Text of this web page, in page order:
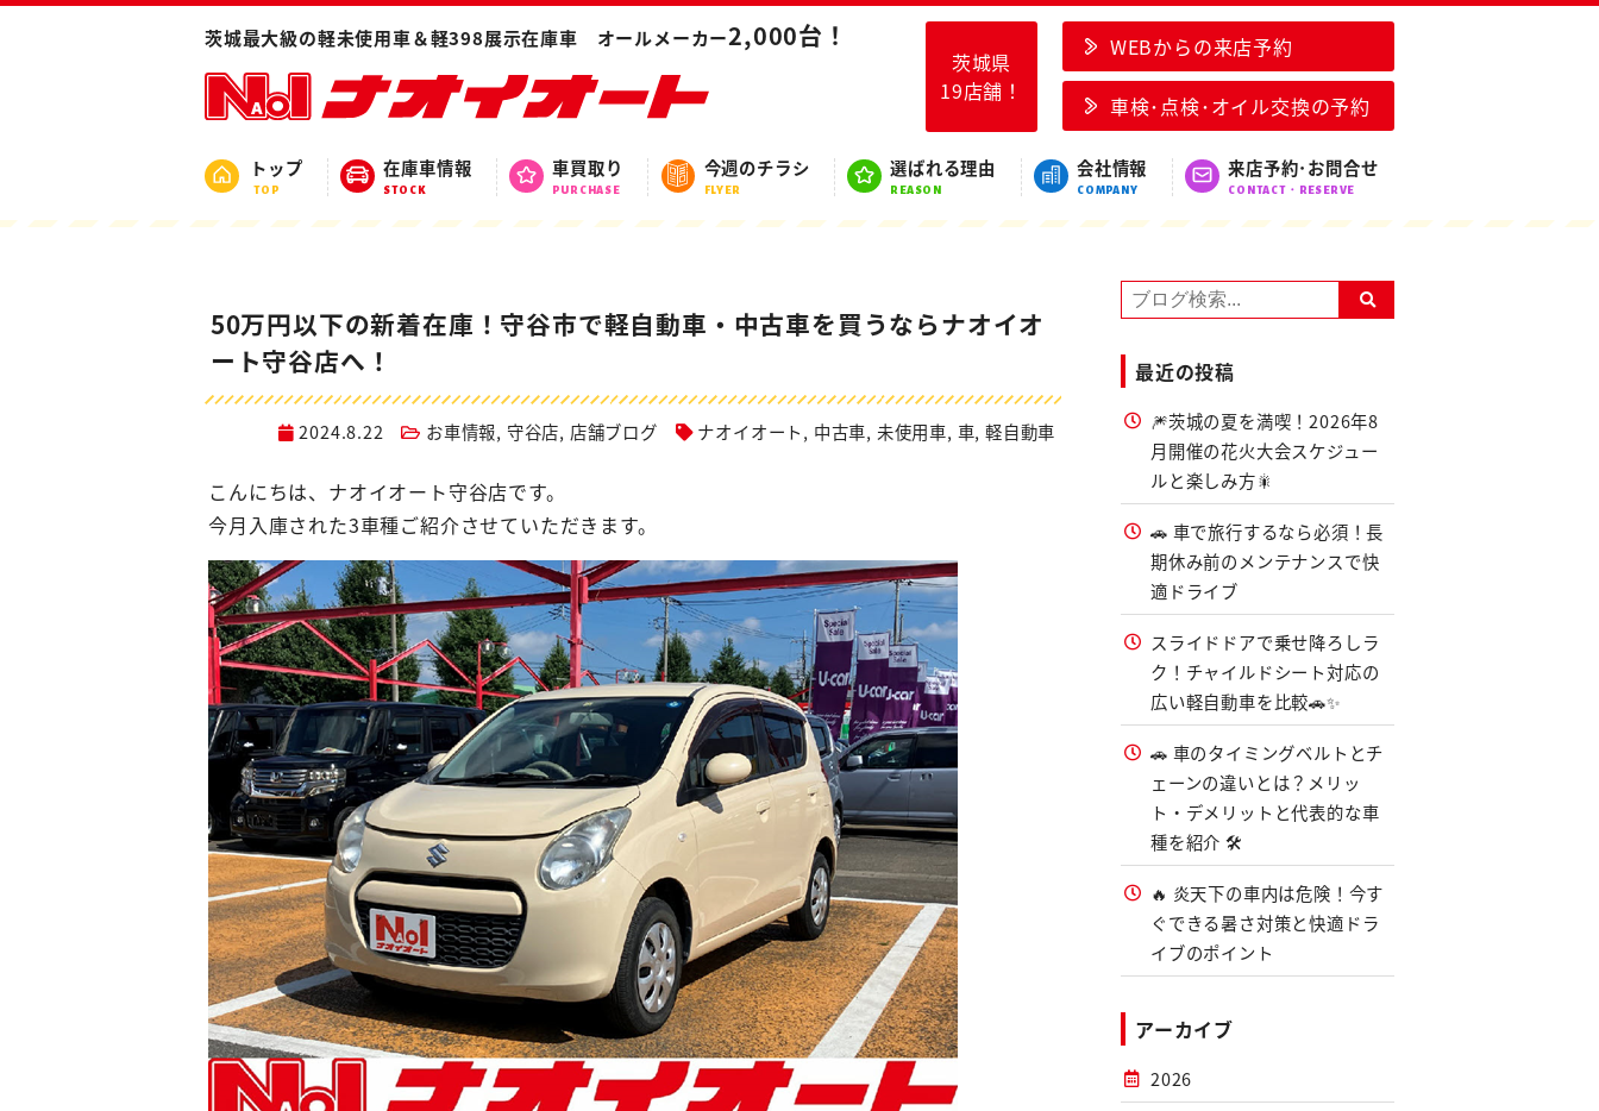
茨城最大級の軽未使用車＆軽398展示在庫車 オールメーカー2,000台！
茨城県
19店舗！
WEBからの来店予約
車検･点検･オイル交換の予約
トップ
TOP
在庫車情報
STOCK
車買取り
PURCHASE
今週のチラシ
FLYER
選ばれる理由
REASON
会社情報
COMPANY
来店予約･お問合せ
CONTACT・RESERVE
50万円以下の新着在庫！守谷市で軽自動車・中古車を買うならナオイオート守谷店へ！
スタッフブログ
BLOG
50万円以下の新着在庫！守谷市で軽自動車・中古車を買うならナオイオ
ート守谷店へ！
2024.8.22 お車情報, 守谷店, 店舗ブログ ナオイオート, 中古車, 未使用車, 車, 軽自動車
こんにちは、ナオイオート守谷店です。
今月入庫された3車種ご紹介させていただきます。
最近の投稿
🎆茨城の夏を満喫！2026年8
月開催の花火大会スケジュー
ルと楽しみ方🎇
🚗 車で旅行するなら必須！長
期休み前のメンテナンスで快
適ドライブ
スライドドアで乗せ降ろしラ
ク！チャイルドシート対応の
広い軽自動車を比較🚗✨
🚗 車のタイミングベルトとチ
ェーンの違いとは？メリッ
ト・デメリットと代表的な車
種を紹介 🛠️
🔥 炎天下の車内は危険！今す
ぐできる暑さ対策と快適ドラ
イブのポイント
アーカイブ
2026